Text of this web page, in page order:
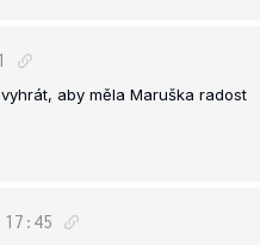
aby měla Maruška radost
17:45